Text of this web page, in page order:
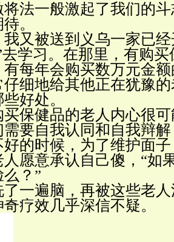
法一般激起了我们的
。
又被送到义乌一家已
去学习。在那里，有购
每年会购买数万元金
细地给其他正在犹豫
好处。
买保健品的老人内心很
需要自我认同和自我辩
的时候，为了维护面
愿意承认自己傻，“如
？”
一遍脑，再被这些老
疗效几乎深信不疑。